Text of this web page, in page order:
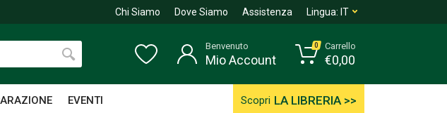
Chi Siamo Dove Siamo Assistenza Lingua: IT
EVENTI Scopri LA LIBRERIA >>
Benvenuto
Mio Account
0 Carrello
€0,00